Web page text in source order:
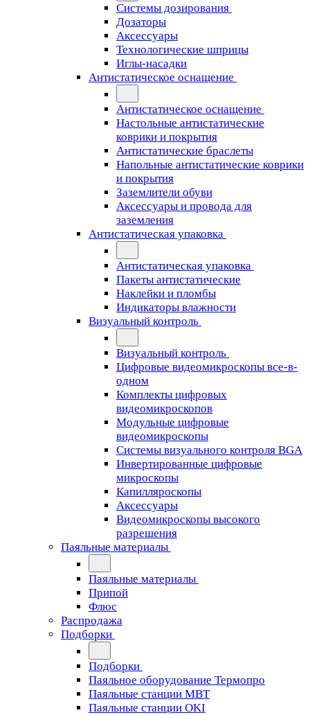
Системы дозирования
Дозаторы
Аксессуары
Технологические шприцы
Иглы-насадки
Антистатическое оснащение
Антистатическое оснащение
Настольные антистатические
коврики и покрытия
Антистатические браслеты
Напольные антистатические коврики
и покрытия
Заземлители обуви
Аксессуары и провода для
заземления
Антистатическая упаковка
Антистатическая упаковка
Пакеты антистатические
Наклейки и пломбы
Индикаторы влажности
Визуальный контроль
Визуальный контроль
Цифровые видеомикроскопы все-в-
одном
Комплекты цифровых
видеомикроскопов
Модульные цифровые
видеомикроскопы
Cистемы визуального контроля BGA
Инвертированные цифровые
микроскопы
Капилляроскопы
Аксессуары
Видеомикроскопы высокого
разрешения
Паяльные материалы
Паяльные материалы
Припой
Флюс
Распродажа
Подборки
Подборки
Паяльное оборудование Термопро
Паяльные станции MBT
Паяльные станции OKI